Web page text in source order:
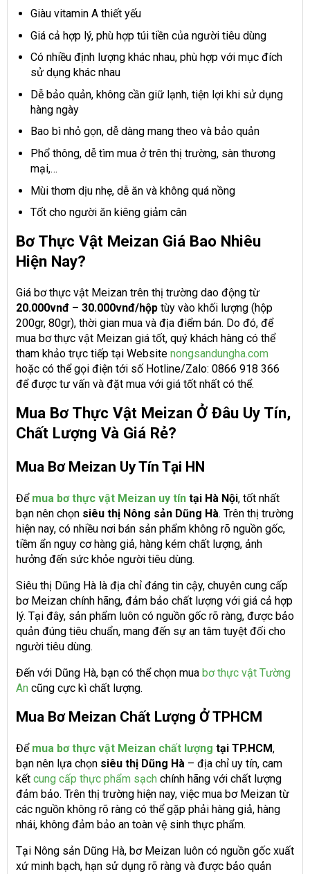
Giàu vitamin A thiết yếu
Giá cả hợp lý, phù hợp túi tiền của người tiêu dùng
Có nhiều định lượng khác nhau, phù hợp với mục đích
sử dụng khác nhau
Dễ bảo quản, không cần giữ lạnh, tiện lợi khi sử dụng
hàng ngày
Bao bì nhỏ gọn, dễ dàng mang theo và bảo quản
Phổ thông, dễ tìm mua ở trên thị trường, sàn thương
mại,…
Mùi thơm dịu nhẹ, dễ ăn và không quá nồng
Tốt cho người ăn kiêng giảm cân
Bơ Thực Vật Meizan Giá Bao Nhiêu
Hiện Nay?
Giá bơ thực vật Meizan trên thị trường dao động từ
20.000vnđ – 30.000vnđ/hộp tùy vào khối lượng (hộp
200gr, 80gr), thời gian mua và địa điểm bán. Do đó, để
mua bơ thực vật Meizan giá tốt, quý khách hàng có thể
tham khảo trực tiếp tại Website nongsandungha.com
hoặc có thể gọi điện tới số Hotline/Zalo: 0866 918 366
để được tư vấn và đặt mua với giá tốt nhất có thể.
Mua Bơ Thực Vật Meizan Ở Đâu Uy Tín,
Chất Lượng Và Giá Rẻ?
Mua Bơ Meizan Uy Tín Tại HN
Để mua bơ thực vật Meizan uy tín tại Hà Nội, tốt nhất
bạn nên chọn siêu thị Nông sản Dũng Hà. Trên thị trường
hiện nay, có nhiều nơi bán sản phẩm không rõ nguồn gốc,
tiềm ẩn nguy cơ hàng giả, hàng kém chất lượng, ảnh
hưởng đến sức khỏe người tiêu dùng.
Siêu thị Dũng Hà là địa chỉ đáng tin cậy, chuyên cung cấp
bơ Meizan chính hãng, đảm bảo chất lượng với giá cả hợp
lý. Tại đây, sản phẩm luôn có nguồn gốc rõ ràng, được bảo
quản đúng tiêu chuẩn, mang đến sự an tâm tuyệt đối cho
người tiêu dùng.
Đến với Dũng Hà, bạn có thể chọn mua bơ thực vật Tường
An cũng cực kì chất lượng.
Mua Bơ Meizan Chất Lượng Ở TPHCM
Để mua bơ thực vật Meizan chất lượng tại TP.HCM,
bạn nên lựa chọn siêu thị Dũng Hà – địa chỉ uy tín, cam
kết cung cấp thực phẩm sạch chính hãng với chất lượng
đảm bảo. Trên thị trường hiện nay, việc mua bơ Meizan từ
các nguồn không rõ ràng có thể gặp phải hàng giả, hàng
nhái, không đảm bảo an toàn vệ sinh thực phẩm.
Tại Nông sản Dũng Hà, bơ Meizan luôn có nguồn gốc xuất
xứ minh bạch, hạn sử dụng rõ ràng và được bảo quản